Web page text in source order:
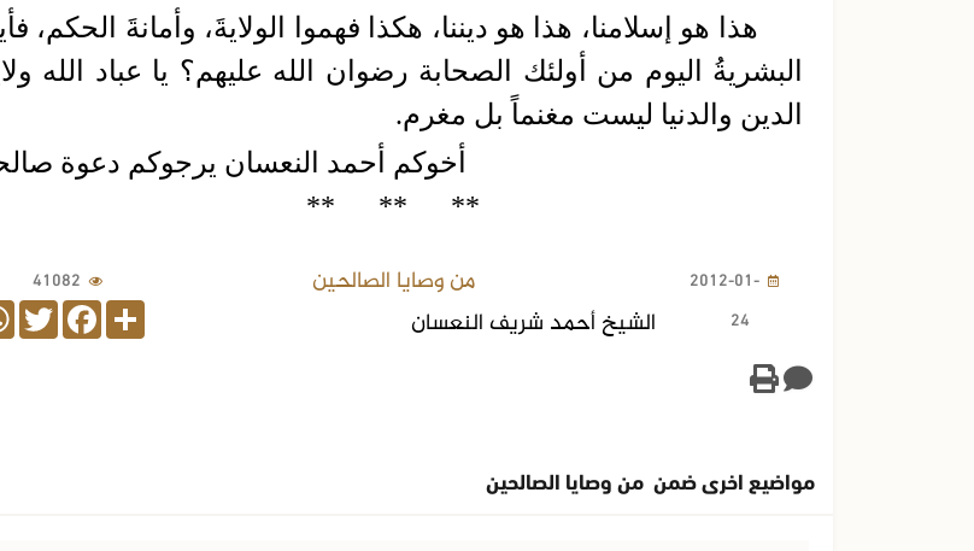
هذا هو إسلامنا، هذا هو ديننا، هكذا فهموا الولايةَ، وأمانةَ الحكم،
البشريةُ اليوم من أولئك الصحابة رضوان الله عليهم؟ يا عباد الله
الدين والدنيا ليست مغنماً بل مغرم.
أخوكم أحمد النعسان يرجوكم دعوة
**
**
**
2012-01-
24
من وصايا الصالحين 41082
الشيخ أحمد شريف النعسان Share
Facebook
Twitter
مواضيع اخرى ضمن من وصايا الصالحين
الجزء السابع عشر من الفتاوى